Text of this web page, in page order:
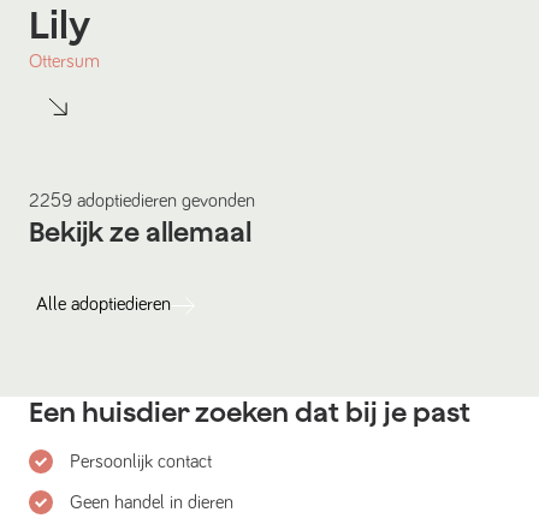
Lily
Ottersum
2259 adoptiedieren gevonden
Bekijk ze allemaal
Alle adoptiedieren
Een huisdier zoeken dat bij je past
Persoonlijk contact
Geen handel in dieren